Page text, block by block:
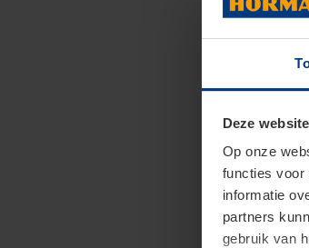
Deze
Op onze
functies voor
informatie
partners
gebruik van